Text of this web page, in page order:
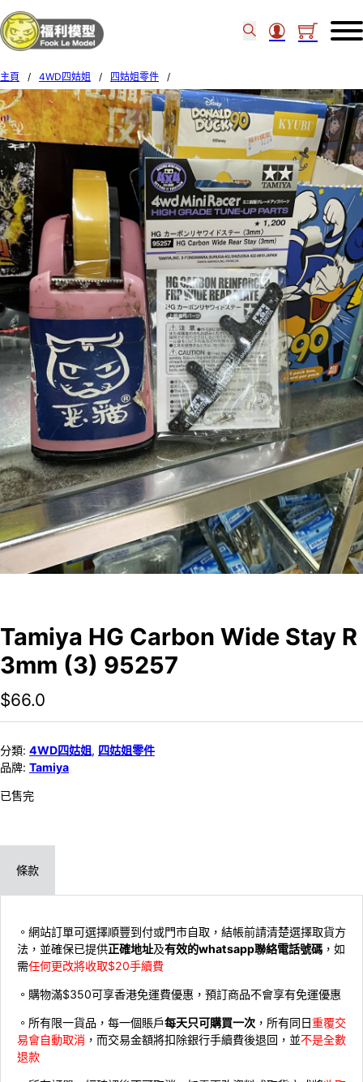
主頁 / 4WD四姑姐 / 四姑姐零件
/
Tamiya HG Carbon Wide Stay R 3mm (3) 95257
Tamiya HG Carbon Wide Stay R
3mm (3) 95257
$66.0
分類: 4WD四姑姐, 四姑姐零件
品牌: Tamiya
已售完
條款
。網站訂單可選擇順豐到付或門市自取，結帳前請清楚選擇取貨方
法，並確保已提供正確地址及有效的whatsapp聯絡電話號碼 ，如
需任何更改將收取$20手續費
。購物滿$350可享香港免運費優惠，預訂商品不會享有免運優惠
。所有限一貨品，每一個賬戶每天只可購買一次 ，所有同日重覆交
易會自動取消 ，而交易金額將扣除銀行手續費後退回，並不是全數
退款